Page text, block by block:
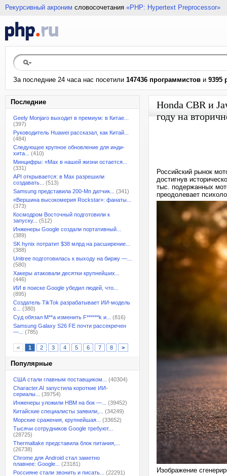
Рекурсивный акроним словосочетания «PHP: Hypertext Preprocessor»
За последние 24 часа нас посетили 147436 программистов и 9395
Последние
Geely Monjaro выходит в премиум: в Китае...
(397)
Руководитель Huawei рассказал, как Китай...
(484)
Следующее крупное обновление для инди-
хита...
(410)
Минцифры: «Max в нашей жизни остается...
(331)
API открывается: в Max разрешили
создавать...
(513)
Samsung представила 200-Мп датчик...
(341)
«Вершина высокомерия Rockstar»: фанаты...
(373)
Космодром Восточный подготовили к
запуску...
(512)
Инженеры Google создали портативный...
(389)
SK hynix потратит $38 млрд на расширение...
(388)
Unitree подготовилась к выходу на биржу —...
(580)
Хакеры атаковали десятки крупнейших...
(446)
ИИ в поиске Google убедил людей, что...
(895)
Создатель TikTok разрабатывает ИИ-модель
с...
(380)
Суд обязал M**a изменить F******k и...
(816)
Samsung Galaxy S26 FE почти рассекречен
—...
(785)
< 1 2 3 4 5 6 7 8 >
Популярные
США стали главным поставщиком...
(40304)
Character.AI запустила короткие ИИ-
сериалы...
(39754)
Инженеры уложили HBM на бок —...
(39452)
Китайские специалисты заявили,...
(34249)
Морские сражения, крупнейшая...
(33652)
Тысячи сотрудников Google требуют...
(28725)
Thermaltake представила блок питания,...
(26738)
Chrome для Android стал заметно
плавнее: Google...
(23181)
Россияне стали звонить и писать...
(22291)
Honda CBR и
году на
Российский рынок
достигнув
тыс. подержанных
преодолевает
Изображение